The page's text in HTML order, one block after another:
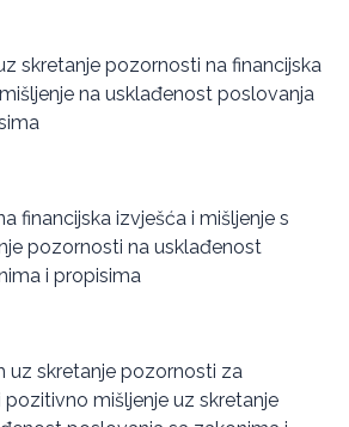
skretanje pozornosti na financijska
na usklađenost poslovanja
financijska izvješća i mišljenje s
pozornosti na usklađenost
i propisima
uz skretanje pozornosti za
pozitivno mišljenje uz skretanje